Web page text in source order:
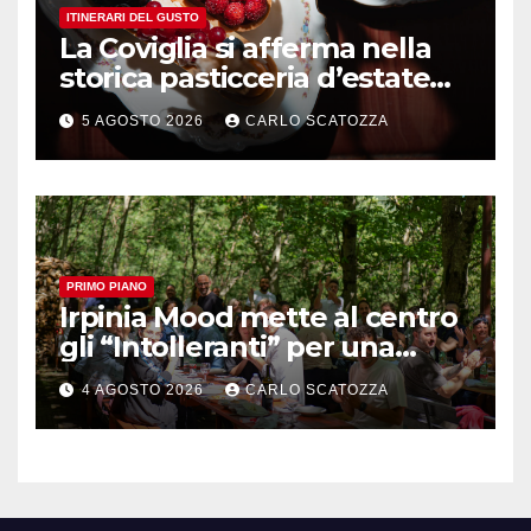
ITINERARI DEL GUSTO
La Coviglia si afferma nella
storica pasticceria d’estate
ma il top rimane la
sfogliatella, in diretta da
Pintauro
5 AGOSTO 2026 CARLO SCATOZZA
PRIMO PIANO
Irpinia Mood mette al centro
gli “Intolleranti” per una
rivoluzione sostenibile del
cibo
4 AGOSTO 2026 CARLO SCATOZZA